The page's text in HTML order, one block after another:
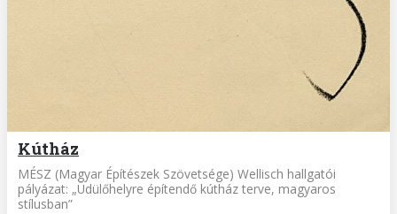
Kútház
MÉSZ (Magyar Építészek Szövetsége) Wellisch hallgatói
pályázat: „Üdülőhelyre épí­tendő kútház terve, magyaros
stílusban”